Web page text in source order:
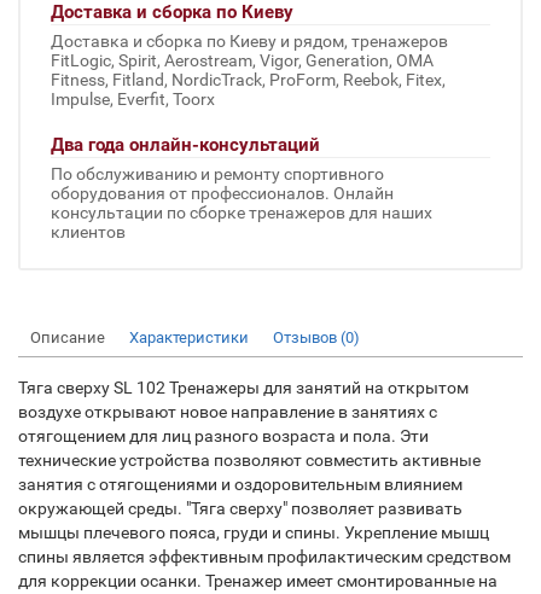
Доставка и сборка по Киеву
Доставка и сборка по Киеву и рядом, тренажеров
FitLogic, Spirit, Aerostream, Vigor, Generation, OMA
Fitness, Fitland, NordicTrack, ProForm, Reebok, Fitex,
Impulse, Everfit, Toorx
Два года онлайн-консультаций
По обслуживанию и ремонту спортивного
оборудования от профессионалов. Онлайн
консультации по сборке тренажеров для наших
клиентов
Описание Характеристики Отзывов (0)
Тяга сверху SL 102 Тренажеры для занятий на открытом
воздухе открывают новое направление в занятиях с
отягощением для лиц разного возраста и пола. Эти
технические устройства позволяют совместить активные
занятия с отягощениями и оздоровительным влиянием
окружающей среды. "Тяга сверху" позволяет развивать
мышцы плечевого пояса, груди и спины. Укрепление мышц
спины является эффективным профилактическим средством
для коррекции осанки. Тренажер имеет смонтированные на